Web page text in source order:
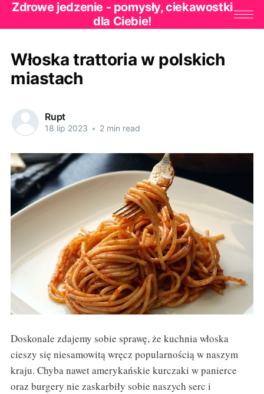
Zdrowe jedzenie - pomysły, ciekawostki
dla Ciebie!
Włoska trattoria w polskich
miastach
Rupt
18 lip 2023 • 2 min read
Doskonale zdajemy sobie sprawę, że kuchnia włoska
cieszy się niesamowitą wręcz popularnością w naszym
kraju. Chyba nawet amerykańskie kurczaki w panierce
oraz burgery nie zaskarbiły sobie naszych serc i